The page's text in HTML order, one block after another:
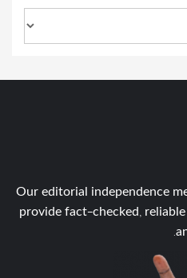
Our editorial independence
provide fact-checked,